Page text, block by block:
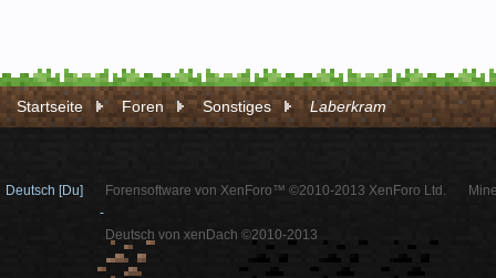
Startseite Foren Sonstiges Laberkram
Deutsch [Du]
Forensoftware von XenForo™ ©2010-2013 XenForo Ltd.
-
Deutsch von xenDach ©2010-2013